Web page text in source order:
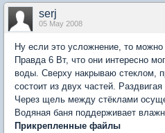
serj
05 May 2008
Ну если это усложнение, то
Правда 6 Вт, что они интересно
воды. Сверху накрываю стеклом,
состоит из двух частей.
Через щель между стёклами
Водяная баня поддерживает
Прикрепленные файлы